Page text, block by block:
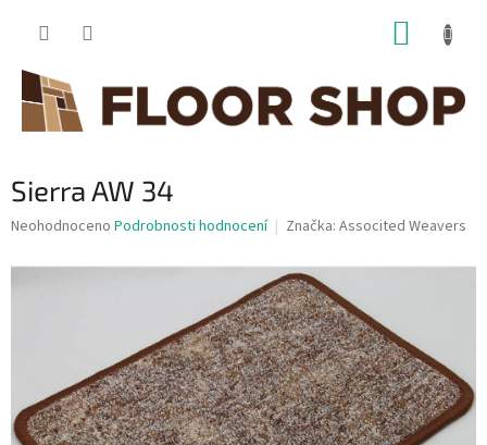
Sierra AW 34
Průměrné
produktu
Neohodnoceno Podrobnosti hodnocení Značka: Associted Weavers